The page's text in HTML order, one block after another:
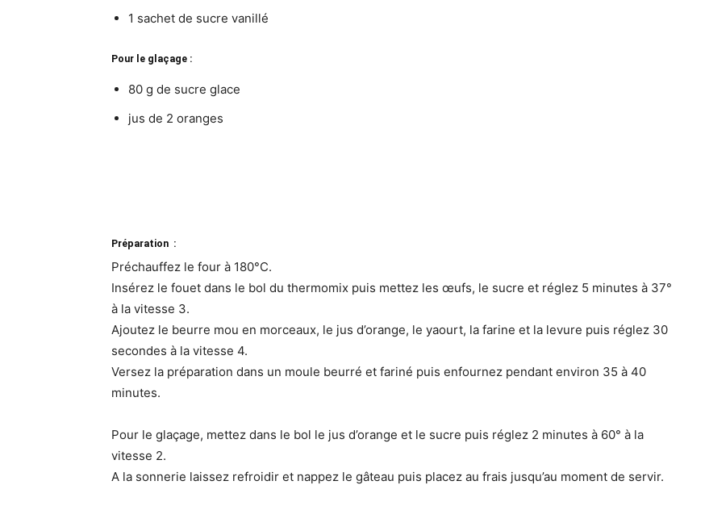
1 sachet de sucre vanillé
Pour le glaçage :
80 g de sucre glace
jus de 2 oranges
Préparation :
Préchauffez le four à 180°C.
Insérez le fouet dans le bol du thermomix puis mettez les œufs, le sucre et réglez 5 minutes à 37°
à la vitesse 3.
Ajoutez le beurre mou en morceaux, le jus d’orange, le yaourt, la farine et la levure puis réglez 30
secondes à la vitesse 4.
Versez la préparation dans un moule beurré et fariné puis enfournez pendant environ 35 à 40
minutes.
Pour le glaçage, mettez dans le bol le jus d’orange et le sucre puis réglez 2 minutes à 60° à la
vitesse 2.
A la sonnerie laissez refroidir et nappez le gâteau puis placez au frais jusqu’au moment de servir.